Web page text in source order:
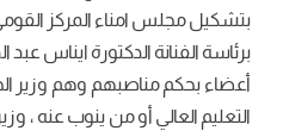
برئاسة الفنانة الدكتورة ايناس عبد
أعضاء بحكم مناصبهم وهم وزير
التعليم العالي أو من ينوب عنه ،